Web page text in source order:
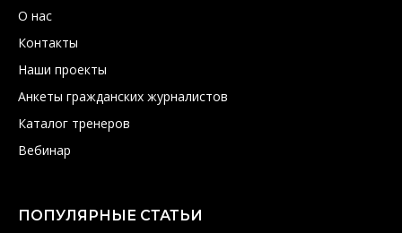
О нас
Контакты
Наши проекты
Анкеты гражданских журналистов
Каталог тренеров
Вебинар
ПОПУЛЯРНЫЕ СТАТЬИ